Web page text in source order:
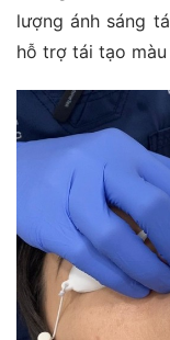
lượng ánh sáng
hỗ trợ tái tạo